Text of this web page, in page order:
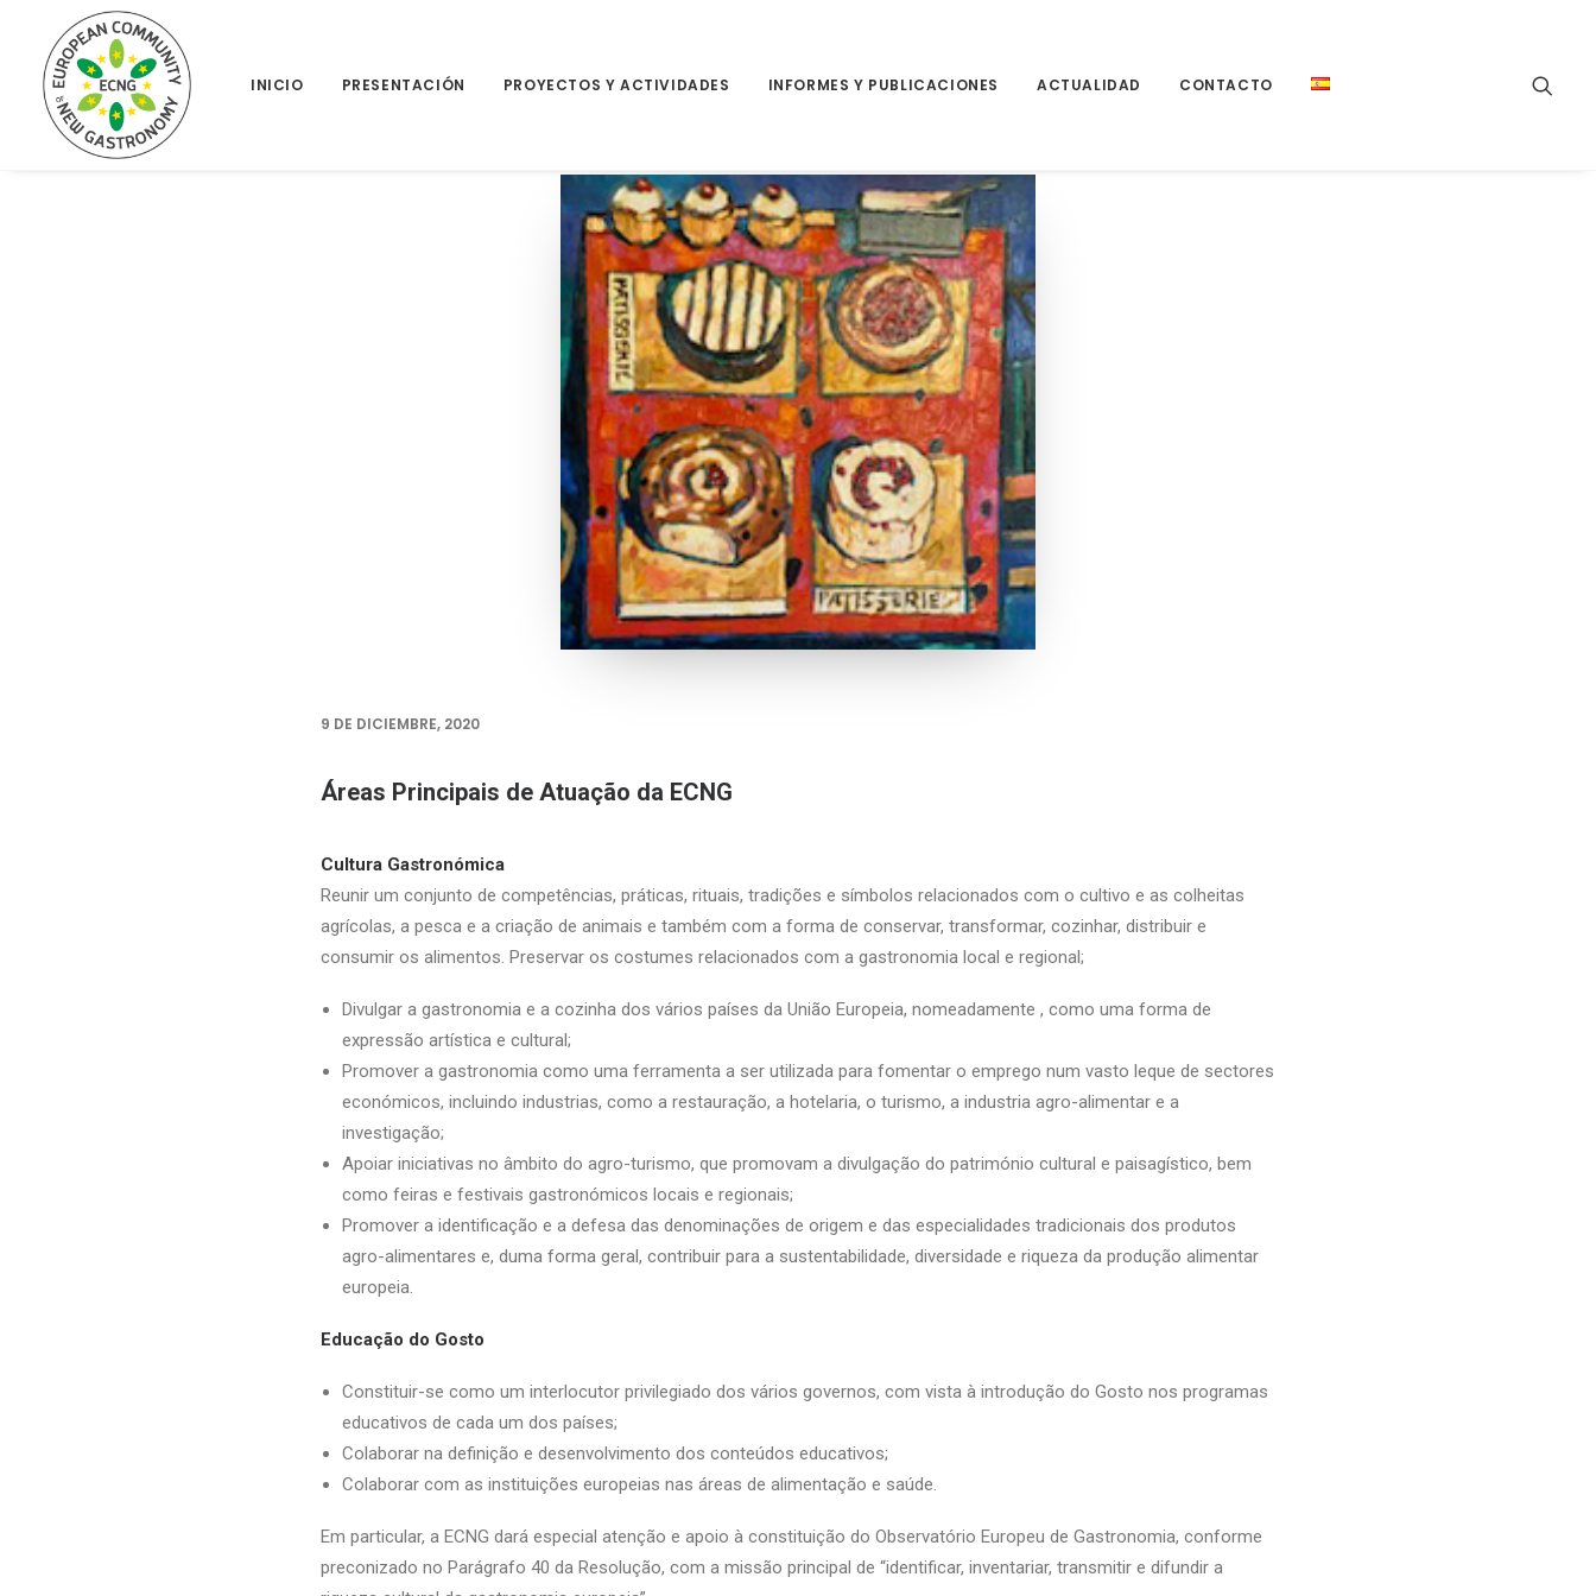
INICIO PRESENTACIÓN PROYECTOS Y ACTIVIDADES INFORMES Y PUBLICACIONES ACTUALIDAD CONTACTO
9 DE DICIEMBRE, 2020
Áreas Principais de Atuação da ECNG
Cultura Gastronómica
Reunir um conjunto de competências, práticas, rituais, tradições e símbolos relacionados com o cultivo e as colheitas
agrícolas, a pesca e a criação de animais e também com a forma de conservar, transformar, cozinhar, distribuir e
consumir os alimentos. Preservar os costumes relacionados com a gastronomia local e regional;
Divulgar a gastronomia e a cozinha dos vários países da União Europeia, nomeadamente , como uma forma de
expressão artística e cultural;
Promover a gastronomia como uma ferramenta a ser utilizada para fomentar o emprego num vasto leque de sectores
económicos, incluindo industrias, como a restauração, a hotelaria, o turismo, a industria agro-alimentar e a
investigação;
Apoiar iniciativas no âmbito do agro-turismo, que promovam a divulgação do património cultural e paisagístico, bem
como feiras e festivais gastronómicos locais e regionais;
Promover a identificação e a defesa das denominações de origem e das especialidades tradicionais dos produtos
agro-alimentares e, duma forma geral, contribuir para a sustentabilidade, diversidade e riqueza da produção alimentar
europeia.
Educação do Gosto
Constituir-se como um interlocutor privilegiado dos vários governos, com vista à introdução do Gosto nos programas
educativos de cada um dos países;
Colaborar na definição e desenvolvimento dos conteúdos educativos;
Colaborar com as instituições europeias nas áreas de alimentação e saúde.
Em particular, a ECNG dará especial atenção e apoio à constituição do Observatório Europeu de Gastronomia, conforme
preconizado no Parágrafo 40 da Resolução, com a missão principal de “identificar, inventariar, transmitir e difundir a